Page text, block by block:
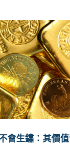
會生鏽：其價